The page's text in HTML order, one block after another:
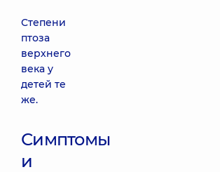
Степени
птоза
верхнего
века у
детей те
же.
Симптомы
и